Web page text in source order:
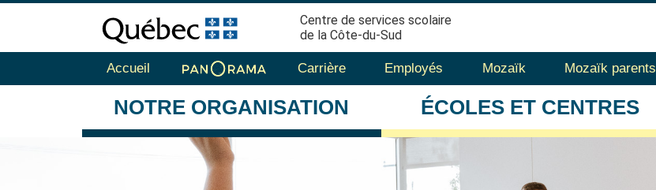
Centre de services scolaire
de la Côte-du-Sud
Accueil Carrière Employés Mozaïk Mozaïk parents
NOTRE ORGANISATION ÉCOLES ET CENTRES